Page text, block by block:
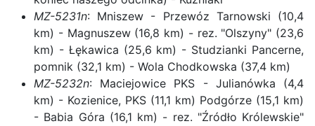
MZ-5231n: Mniszew - Przewóz Tarnowski (10,4
km) - Magnuszew (16,8 km) - rez. "Olszyny" (23,6
km) - Łękawica (25,6 km) - Studzianki Pancerne,
pomnik (32,1 km) - Wola Chodkowska (37,4 km)
MZ-5232n: Maciejowice PKS - Julianówka (4,4
km) - Kozienice, PKS (11,1 km) Podgórze (15,1 km)
- Babia Góra (16,1 km) - rez. "Źródło Królewskie"